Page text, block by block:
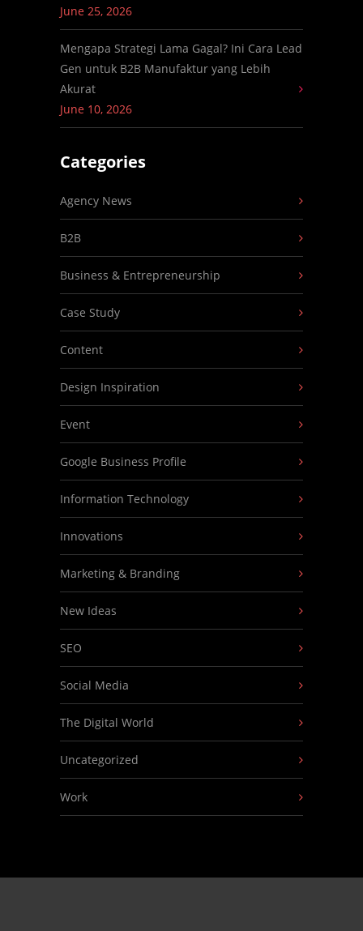
June 25, 2026
Mengapa Strategi Lama Gagal? Ini Cara Lead
Gen untuk B2B Manufaktur yang Lebih
Akurat
June 10, 2026
Categories
Agency News
B2B
Business & Entrepreneurship
Case Study
Content
Design Inspiration
Event
Google Business Profile
Information Technology
Innovations
Marketing & Branding
New Ideas
SEO
Social Media
The Digital World
Uncategorized
Work